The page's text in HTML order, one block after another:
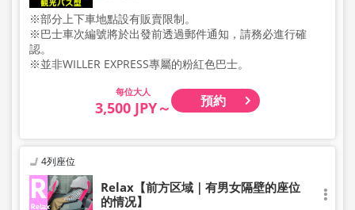
※部分上下車地點設有販賣限制。
※巴士車次編號將於出發前透過郵件通知，請務必進行確
認。
※並非WILLER EXPRESS專屬的粉紅色巴士。
大人
3,500 JPY～ 預約
4列座位
Relax【前方区域｜有男女隔壁的座位
的情况】